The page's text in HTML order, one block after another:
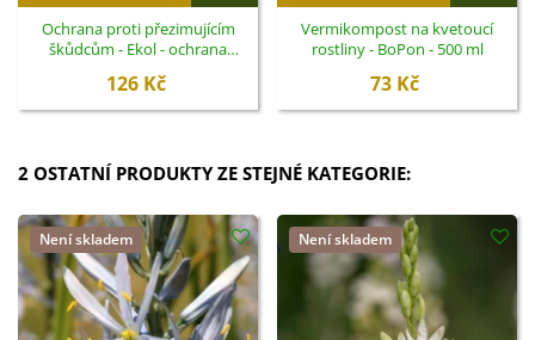
Ochrana proti přezimujícím
škůdcům - Ekol - ochrana
126 Kč
Vermikompost na kvetoucí
rostliny - BoPon - 500 ml
73 Kč
2 OSTATNÍ PRODUKTY ZE STEJNÉ KATEGORIE:
Není skladem Není skladem